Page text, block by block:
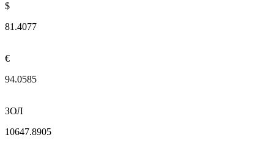
$
81.4077
€
94.0585
ЗОЛ
10647.8905